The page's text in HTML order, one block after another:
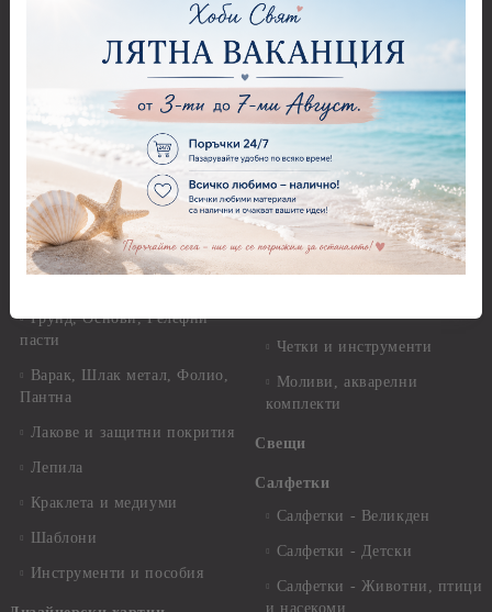
Оризова декупажна хартия
А4 - Itd. Collection - 25-30
Фина оризова декупажна
хартия Stamperia - 21 х
29.см. - 28гр.
Декупажна хартия - Други
Антични пасти
Грунд, Основи, Релефни
пасти
Варак, Шлак метал, Фолио,
Пантна
Лакове и защитни покрития
Лепила
Краклета и медиуми
Шаблони
Инструменти и пособия
и клонки
Перфоратори - Детски
Перфоратори - Животни
Перфоратори - Коледни и
Зимни
Рисуване
Грунд и почистващи
разтвори
Платна за рисуване
Четки и инструменти
Моливи, акварелни
комплекти
Свещи
Салфетки
Салфетки - Великден
Салфетки - Детски
Салфетки - Животни, птици
и насекоми